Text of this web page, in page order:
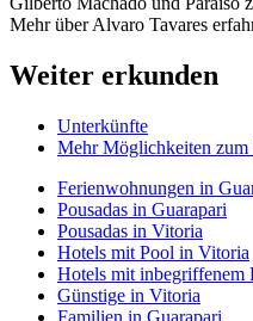
Mehr über Alvaro Tavares
Weiter erkunden
Unterkünfte
Mehr Möglichkeiten zum
Ferienwohnungen in
Pousadas in Guarapari
Pousadas in Vitoria
Hotels mit Pool in Vitoria
Hotels mit inbegriffenem
Günstige in Vitoria
Familien in Guarapari